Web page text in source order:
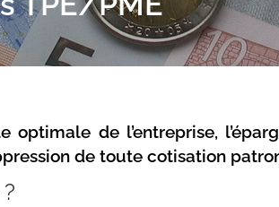
optimale de l’entreprise,
de toute cotisation